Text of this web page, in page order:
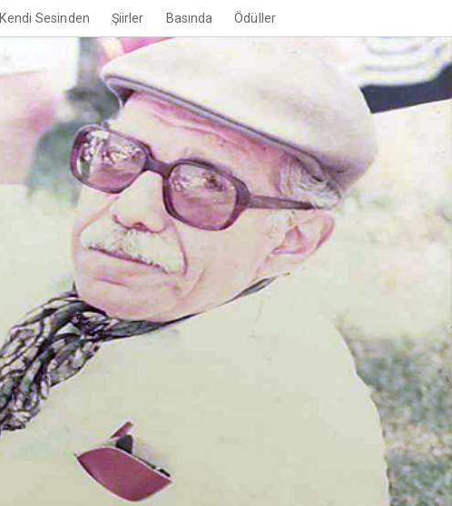
Kendi Sesinden Şiirler Basında Ödüller